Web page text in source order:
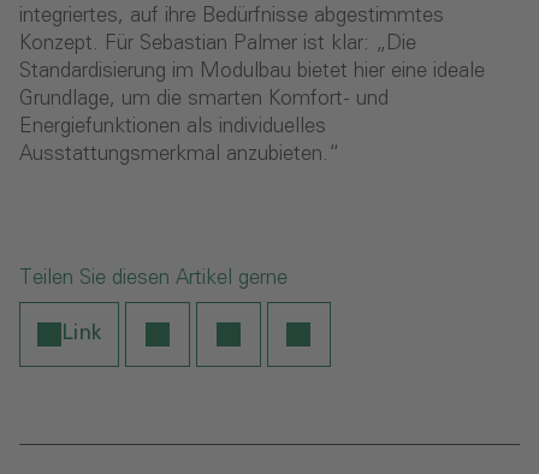
integriertes, auf ihre Bedürfnisse abgestimmtes
Konzept. Für Sebastian Palmer ist klar: „Die
Standardisierung im Modulbau bietet hier eine ideale
Grundlage, um die smarten Komfort- und
Energiefunktionen als individuelles
Ausstattungsmerkmal anzubieten.“
Teilen Sie diesen Artikel gerne
Link